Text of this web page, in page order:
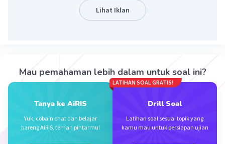
Isocost merupakan suatu kurva yang
menunjukkan berbagai kombinasi penggunaan
Sedangkan, ketika harga kedua faktor produksi
berubah maka kurva isocost dapat bergeser
secara sejajar atau tidak sejajar (slope berubah)
perubahannya.
Lihat Iklan
Mau pemahaman lebih dalam untuk soal ini?
Tanya ke AiRIS
Yuk, cobain chat dan belajar
bareng AiRIS, teman pintarmu!
LATIHAN SOAL GRATIS!
Drill Soal
Latihan soal sesuai topik yang
kamu mau untuk persiapan ujian